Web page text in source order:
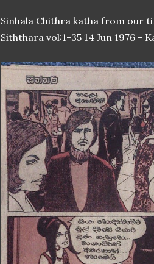
Sinhala Chithra katha from our
Siththara vol:1-35 14 Jun 1976 -